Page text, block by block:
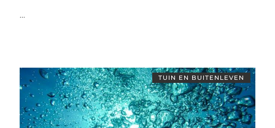
...
TUIN EN BUITENLEVEN